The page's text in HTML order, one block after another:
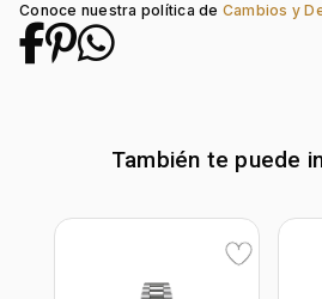
Tipo de cierre: Desplegable
Conoce nuestra política de Cambios y
También te puede